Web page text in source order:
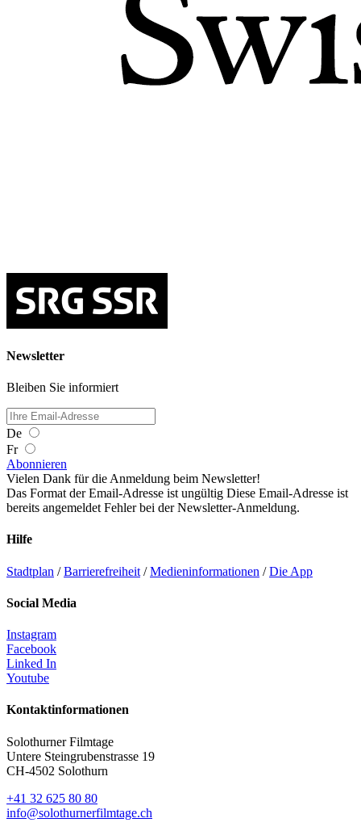
Newsletter
Bleiben Sie informiert
De
Fr
Abonnieren
Vielen Dank für die Anmeldung beim Newsletter!
Das Format der Email-Adresse ist ungültig Diese Email-Adresse ist
bereits angemeldet Fehler bei der Newsletter-Anmeldung.
Hilfe
Stadtplan /Barrierefreiheit /Medieninformationen /Die App
Social Media
Instagram
Facebook
Linked In
Youtube
Kontaktinformationen
Solothurner Filmtage
Untere Steingrubenstrasse 19
CH-4502 Solothurn
+41 32 625 80 80
info@solothurnerfilmtage.ch